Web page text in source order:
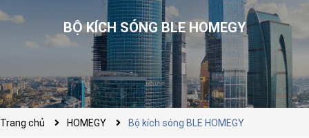
BỘ KÍCH SÓNG BLE HOMEGY
Trang chủ HOMEGY Bộ kích sóng BLE HOMEGY